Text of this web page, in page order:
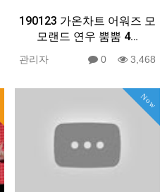
190123 가온차트 어워즈 모
모랜드 연우 뿜뿜 4…
관리자 0 3,468
Now